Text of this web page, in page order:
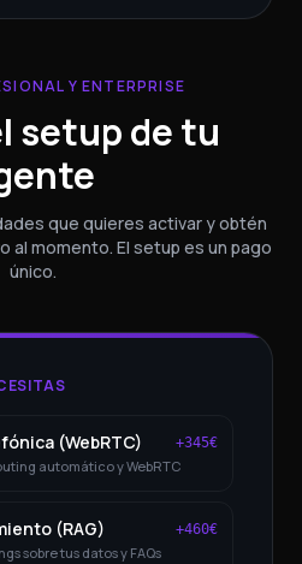
Y ENTERPRISE
setup de tu
que quieres activar y obtén
al momento. El setup es un pago
único.
(WebRTC) +345€
automático y WebRTC
(RAG) +460€
sobre tus datos y FAQs